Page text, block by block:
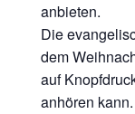
anbieten.
Die
dem
auf
anhören kann.